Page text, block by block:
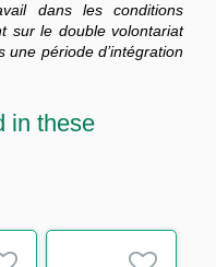
dans les conditions
sur le double volontariat
période d’intégration
in these